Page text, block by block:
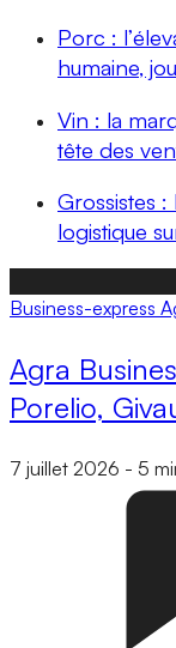
Porc :
humaine,
Vin : la
tête des
Grossistes
logistique
Business-express
Agra
Porelio,
7 juillet 2026 - 5